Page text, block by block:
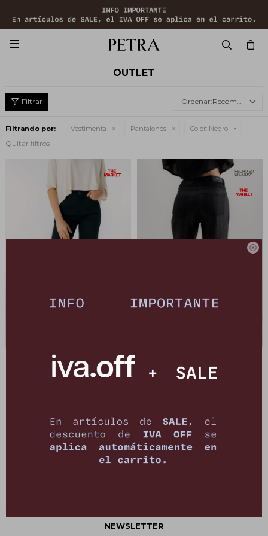


OUTLET
Recomendados
Filtrando por: Vestimenta Pantalones Color: Negro
Quitar filtros
Jean Numa - Negro
1.990 $ 5.990 3.490 $ 6.990
PETRA STORE
27141061 - 099 747 832
21 de setiembre 2895, Montevideo
NEWSLETTER